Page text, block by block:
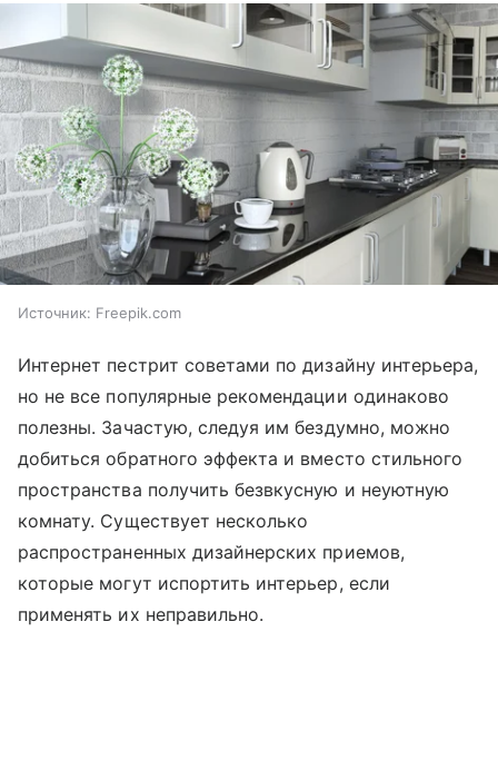
Источник: Freepik.com
Интернет пестрит советами по дизайну интерьера,
но не все популярные рекомендации одинаково
полезны. Зачастую, следуя им бездумно, можно
добиться обратного эффекта и вместо стильного
пространства получить безвкусную и неуютную
комнату. Существует несколько
распространенных дизайнерских приемов,
которые могут испортить интерьер, если
применять их неправильно.